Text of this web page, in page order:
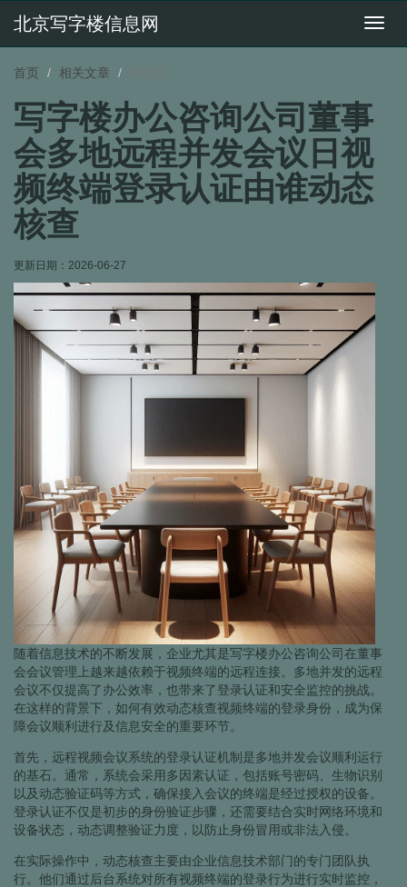
切
北京写字楼信息网
首页 相关文章
写字楼办公咨询公司董事
会多地远程并发会议日视
频终端登录认证由谁动态
核查
更新日期： 2026-06-27
随着信息技术的不断发展，企业尤其是写字楼办公咨询公司在董事
会会议管理上越来越依赖于视频终端的远程连接。多地并发的远程
会议不仅提高了办公效率，也带来了登录认证和安全监控的挑战。
在这样的背景下，如何有效动态核查视频终端的登录身份，成为保
障会议顺利进行及信息安全的重要环节。
首先，远程视频会议系统的登录认证机制是多地并发会议顺利运行
的基石。通常，系统会采用多因素认证，包括账号密码、生物识别
以及动态验证码等方式，确保接入会议的终端是经过授权的设备。
登录认证不仅是初步的身份验证步骤，还需要结合实时网络环境和
设备状态，动态调整验证力度，以防止身份冒用或非法入侵。
在实际操作中，动态核查主要由企业信息技术部门的专门团队执
行。他们通过后台系统对所有视频终端的登录行为进行实时监控，